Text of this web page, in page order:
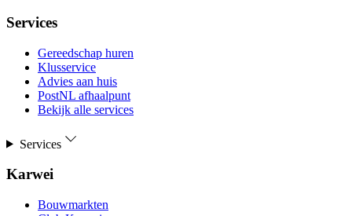
Services
Gereedschap huren
Klusservice
Advies aan huis
PostNL afhaalpunt
Bekijk alle services
Services
Karwei
Bouwmarkten